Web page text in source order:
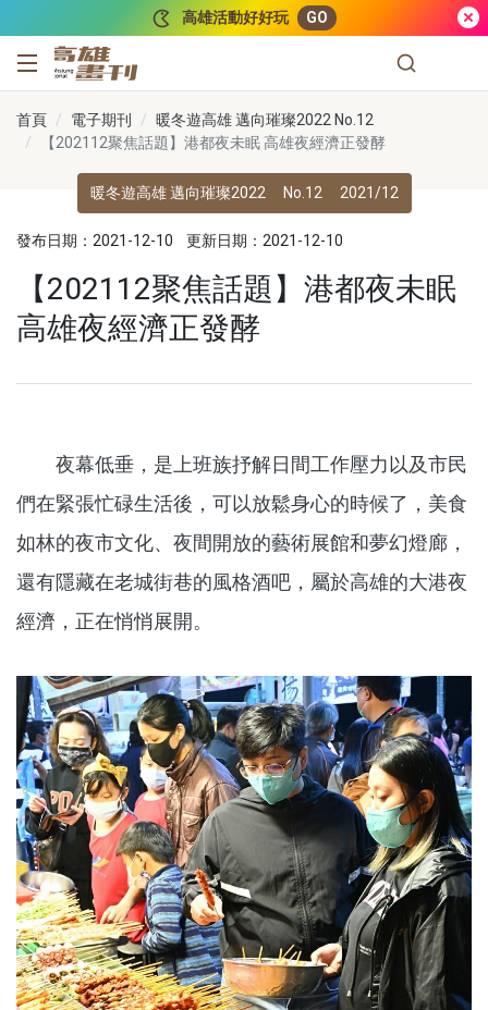
高雄活動好好玩 GO
高雄畫刊
首頁 電子期刊
暖冬遊高雄 邁向璀璨2022 No.12
【202112聚焦話題】港都夜未眠 高雄夜經濟正發酵
暖冬遊高雄 邁向璀璨2022 No.12 2021/12
發布日期：2021-12-10 更新日期：2021-12-10
【202112聚焦話題】港都夜未眠
高雄夜經濟正發酵
夜幕低垂，是上班族抒解日間工作壓力以及市民
們在緊張忙碌生活後，可以放鬆身心的時候了，美食
如林的夜市文化、夜間開放的藝術展館和夢幻燈廊，
還有隱藏在老城街巷的風格酒吧，屬於高雄的大港夜
經濟，正在悄悄展開。